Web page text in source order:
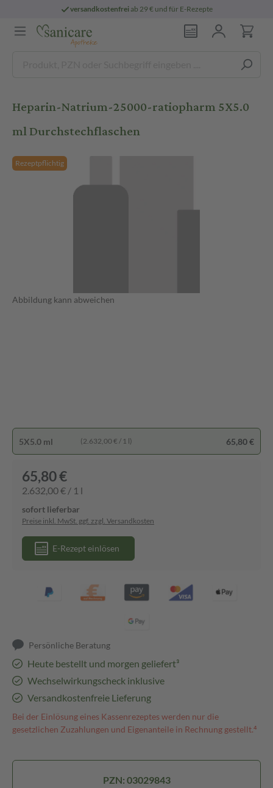
versandkostenfreiab 29 € und für E-Rezepte
Heparin-Natrium-25000-ratiopharm 5X5.0
ml Durchstechflaschen
Rezeptpflichtig
Abbildung kann abweichen
5X5.0 ml (2.632,00 € / 1 l) 65,80 €
65,80 €
2.632,00 € / 1 l
sofort lieferbar
Preise inkl. MwSt. ggf. zzgl. Versandkosten
E-Rezept einlösen
Persönliche Beratung
Heute bestellt und morgen geliefert³
Wechselwirkungscheck inklusive
Versandkostenfreie Lieferung
Bei der Einlösung eines Kassenrezeptes werden nur die
gesetzlichen Zuzahlungen und Eigenanteile in Rechnung gestellt.⁴
PZN: 03029843